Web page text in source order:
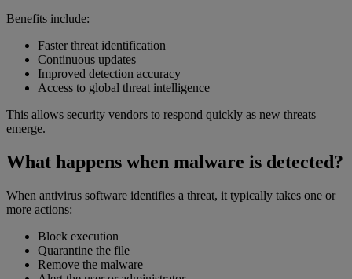
Benefits include:
Faster threat identification
Continuous updates
Improved detection accuracy
Access to global threat intelligence
This allows security vendors to respond quickly as new threats
emerge.
What happens when malware is detected?
When antivirus software identifies a threat, it typically takes one or
more actions:
Block execution
Quarantine the file
Remove the malware